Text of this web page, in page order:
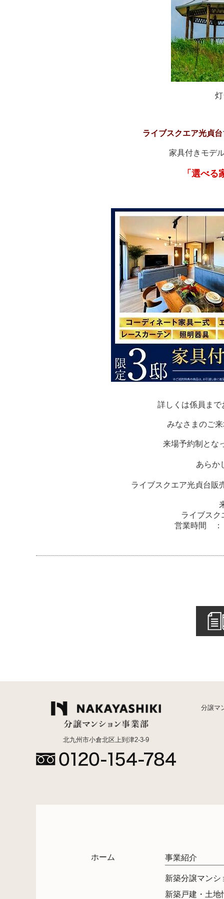
ライブスクエア光貞台
家具付きモデ
「選べ
詳しくは係員ま
みなさまのご
来場予約制とな
あらか
ライブスクエア光貞台販
ライブス
営業時間 ：
北九州市小倉北区上到津2-3-9
分譲マ
ホーム 事業紹介
新築分譲マンシ
新築戸建・土地